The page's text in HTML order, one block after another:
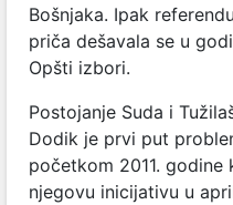
Bošnjaka. Ipak
priča dešavala se u
Opšti izbori.
Postojanje Suda i
Dodik je prvi put
početkom 2011. godine
njegovu inicijativu u